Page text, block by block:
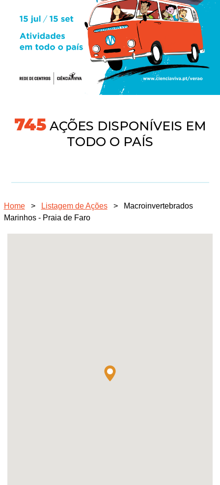
745AÇÕES DISPONÍVEIS EM
TODO O PAÍS
Home > Listagem de Ações >
Macroinvertebrados
Marinhos - Praia de Faro